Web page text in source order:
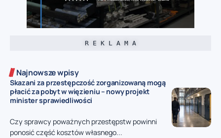
R E K L A M A
Najnowsze wpisy
Skazani za przestępczość zorganizowaną mogą
płacić za pobyt w więzieniu – nowy projekt
minister sprawiedliwości
Czy sprawcy poważnych przestępstw powinni
ponosić część kosztów własnego...